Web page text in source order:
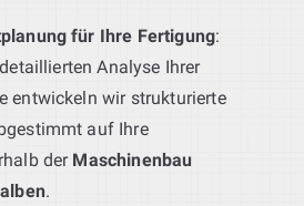
für Ihre Fertigung:
Analyse Ihrer
entwickeln wir strukturierte
auf Ihre
der Maschinenbau
.